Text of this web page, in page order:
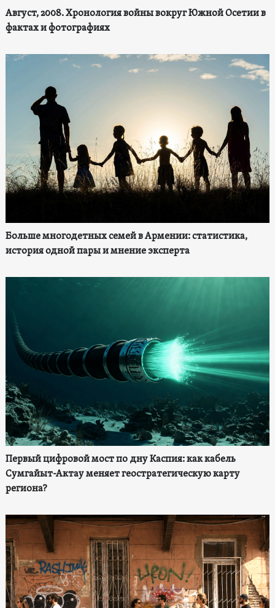
Август, 2008. Хронология войны вокруг Южной Осетии в
фактах и фотографиях
Больше многодетных семей в Армении: статистика,
история одной пары и мнение эксперта
Первый цифровой мост по дну Каспия: как кабель
Сумгайыт-Актау меняет геостратегическую карту
региона?